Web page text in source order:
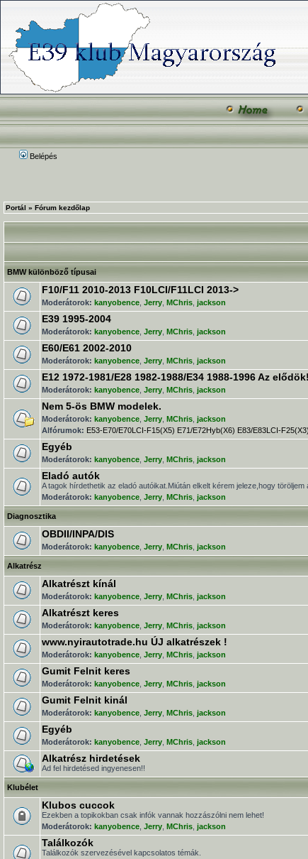
Belépés
Portál » Fórum kezdőlap
BMW különböző típusai
F10/F11 2010-2013 F10LCI/F11LCI 2013->
Moderátorok: kanyobence Jerry MChris jackson
E39 1995-2004
Moderátorok: kanyobence Jerry MChris jackson
E60/E61 2002-2010
Moderátorok: kanyobence Jerry MChris jackson
E12 1972-1981/E28 1982-1988/E34 1988-1996 Az
Moderátorok: kanyobence Jerry MChris jackson
Nem 5-ös BMW modelek.
Moderátorok: kanyobence Jerry MChris jackson
Alfórumok: E53-E70/E70LCI-F15(X5) E71/E72Hyb(X6) E83/E83LCI-F25(X3)
Egyéb
Moderátorok: kanyobence Jerry MChris jackson
Eladó autók
A tagok hírdethetik az eladó autóikat.Miútán elkelt kérem jeleze,hogy töröljem
Moderátorok: kanyobence Jerry MChris jackson
Diagnosztika
OBDII/INPA/DIS
Moderátorok: kanyobence Jerry MChris jackson
Alkatrész
Alkatrészt kínál
Moderátorok: kanyobence Jerry MChris jackson
Alkatrészt keres
Moderátorok: kanyobence Jerry MChris jackson
www.nyirautotrade.hu ÚJ alkatrészek !
Moderátorok: kanyobence Jerry MChris jackson
Gumit Felnit keres
Moderátorok: kanyobence Jerry MChris jackson
Gumit Felnit kinál
Moderátorok: kanyobence Jerry MChris jackson
Egyéb
Moderátorok: kanyobence Jerry MChris jackson
Alkatrész hirdetések
Ad fel hirdetésed ingyenesen!!
Klubélet
Klubos cuccok
Ezekben a topikokban csak infók vannak hozzászólni nem lehet!
Moderátorok: kanyobence Jerry MChris jackson
Találkozók
Találkozók szervezésével kapcsolatos témák.